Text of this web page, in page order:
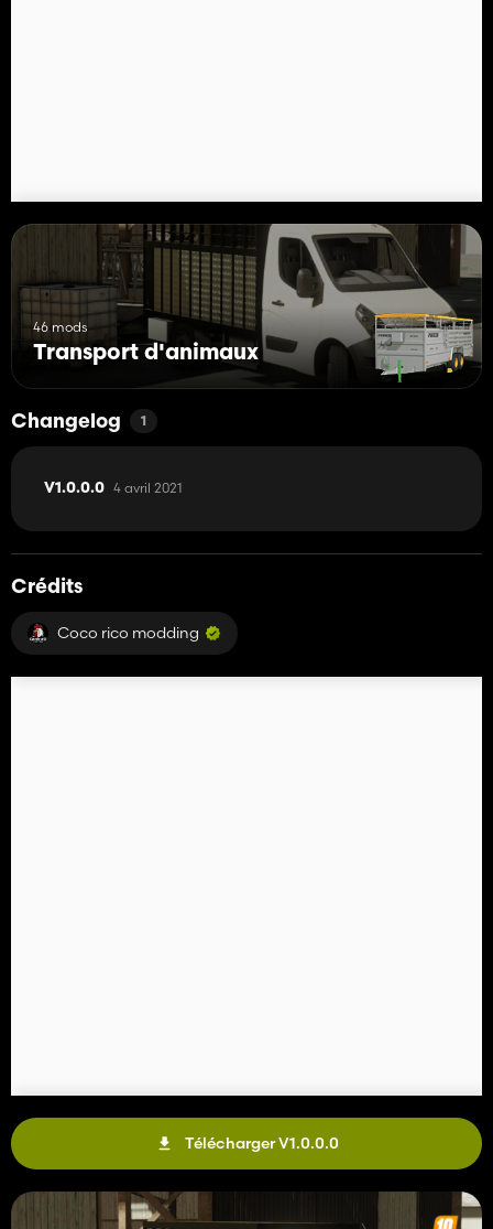
46 mods
Transport d'animaux
Changelog 1
V1.0.0.0 4 avril 2021
Crédits
Coco rico modding
Télécharger V1.0.0.0